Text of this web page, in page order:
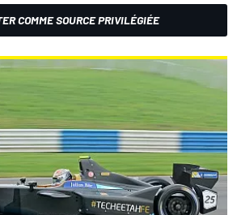
COMME SOURCE PRIVILÉGIÉE